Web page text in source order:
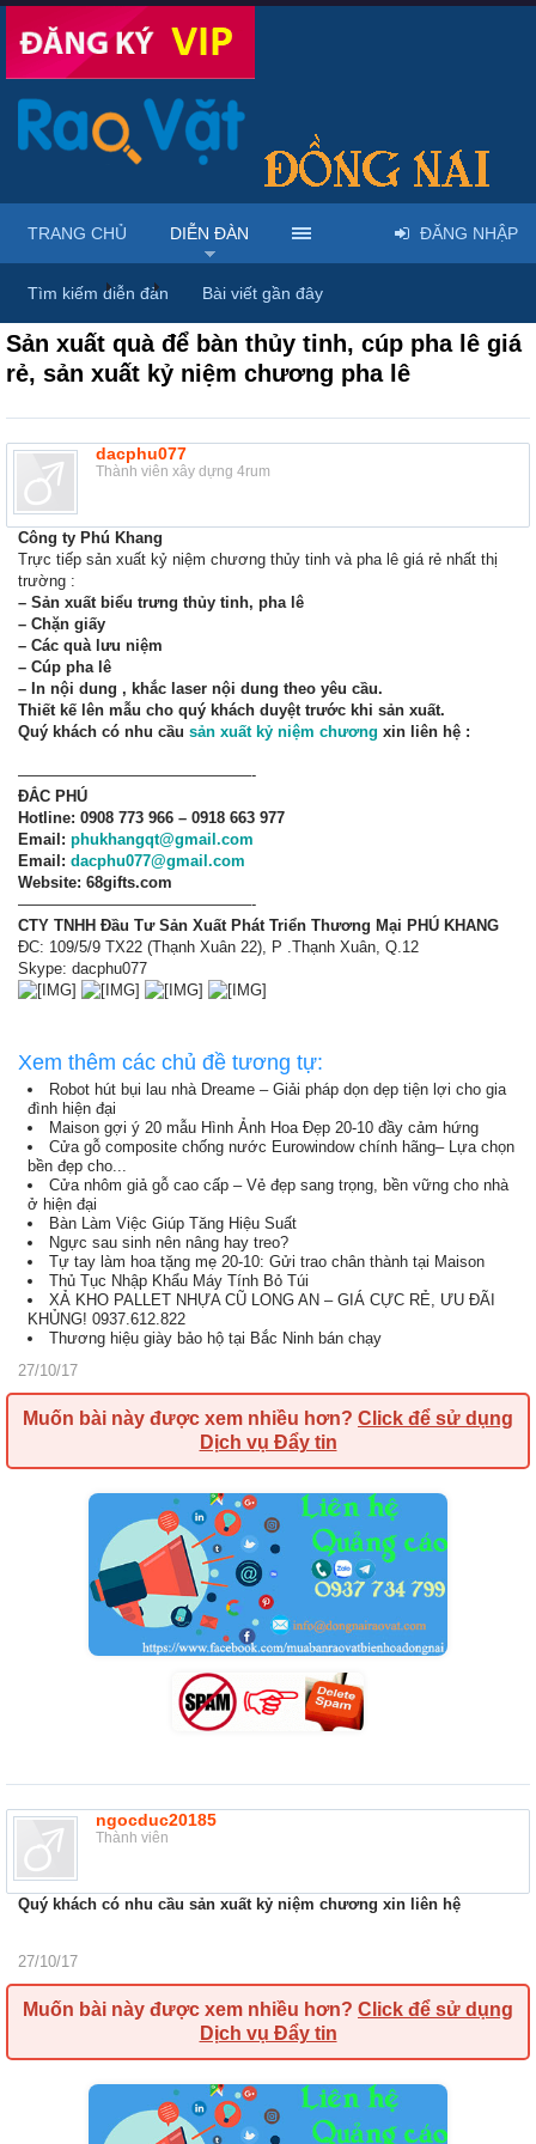
Diễn đàn ... Rao vặt tổng hợp - Uy tín - Miễn phí
Sản xuất quà để bàn thủy tinh, cúp pha lê giá
rẻ, sản xuất kỷ niệm chương pha lê
dacphu077
Thành viên xây dựng 4rum
Công ty Phú Khang
Trực tiếp sản xuất kỷ niệm chương thủy tinh và pha lê giá rẻ nhất thị
trường :
– Sản xuất biểu trưng thủy tinh, pha lê
– Chặn giấy
– Các quà lưu niệm
– Cúp pha lê
– In nội dung , khắc laser nội dung theo yêu cầu.
Thiết kế lên mẫu cho quý khách duyệt trước khi sản xuất.
Quý khách có nhu cầu sản xuất kỷ niệm chương xin liên hệ :
———————————————-
ĐẮC PHÚ
Hotline: 0908 773 966 – 0918 663 977
Email: phukhangqt@gmail.com
Email: dacphu077@gmail.com
Website: 68gifts.com
———————————————-
CTY TNHH Đầu Tư Sản Xuất Phát Triển Thương Mại PHÚ KHANG
ĐC: 109/5/9 TX22 (Thạnh Xuân 22), P .Thạnh Xuân, Q.12
Skype: dacphu077
Xem thêm các chủ đề tương tự:
Robot hút bụi lau nhà Dreame – Giải pháp dọn dẹp tiện lợi cho gia
đình hiện đại
Maison gợi ý 20 mẫu Hình Ảnh Hoa Đẹp 20-10 đầy cảm hứng
Cửa gỗ composite chống nước Eurowindow chính hãng– Lựa chọn
bền đẹp cho...
Cửa nhôm giả gỗ cao cấp – Vẻ đẹp sang trọng, bền vững cho nhà
ở hiện đại
Bàn Làm Việc Giúp Tăng Hiệu Suất
Ngực sau sinh nên nâng hay treo?
Tự tay làm hoa tặng mẹ 20-10: Gửi trao chân thành tại Maison
Thủ Tục Nhập Khẩu Máy Tính Bỏ Túi
XẢ KHO PALLET NHỰA CŨ LONG AN – GIÁ CỰC RẺ, ƯU ĐÃI
KHỦNG! 0937.612.822
Thương hiệu giày bảo hộ tại Bắc Ninh bán chạy
27/10/17
Muốn bài này được xem nhiều hơn? Click để sử dụng
Dịch vụ Đẩy tin
ngocduc20185
Thành viên
Quý khách có nhu cầu sản xuất kỷ niệm chương xin liên hệ
27/10/17
Muốn bài này được xem nhiều hơn? Click để sử dụng
Dịch vụ Đẩy tin
TRANG CHỦ DIỄN ĐÀN
Tìm kiếm diễn đàn Bài viết gần đây
ĐĂNG NHẬP